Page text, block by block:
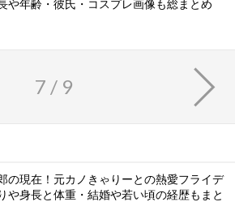
や年齢・彼氏・コスプレ画像も総まとめ
7 / 9
の現在！元カノきゃりーとの熱愛フライデ
や身長と体重・結婚や若い頃の経歴もまと